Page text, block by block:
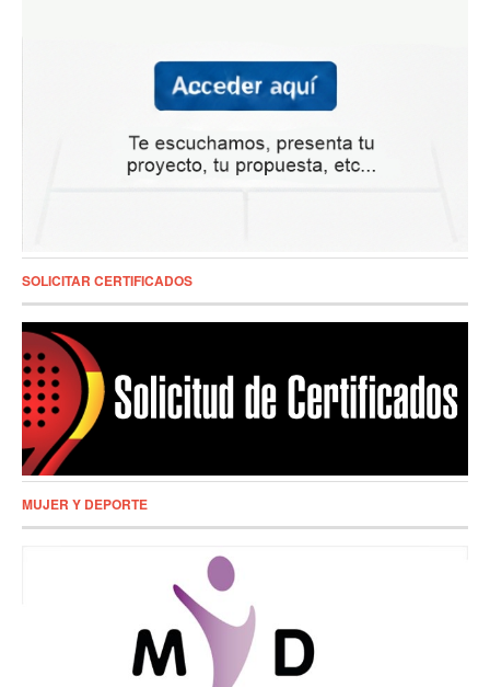
SOLICITAR CERTIFICADOS
MUJER Y DEPORTE